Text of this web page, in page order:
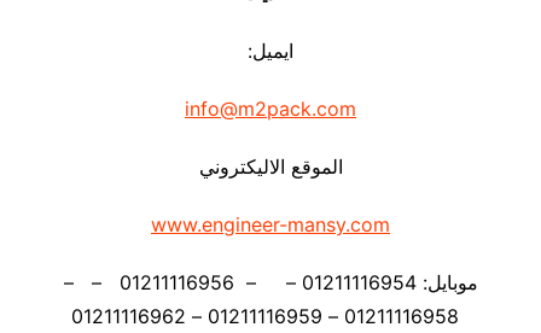
ايميل:
info@m2pack.com
الموقع الاليكتروني
www.engineer-mansy.com
موبايل: 01211116954 – – 01211116956 – –